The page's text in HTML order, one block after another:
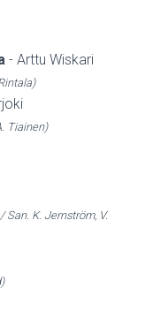
- Arttu Wiskari
Tiainen)
San. K. Jernström, V.